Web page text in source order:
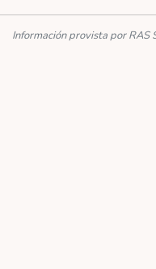
Información provista por RAS